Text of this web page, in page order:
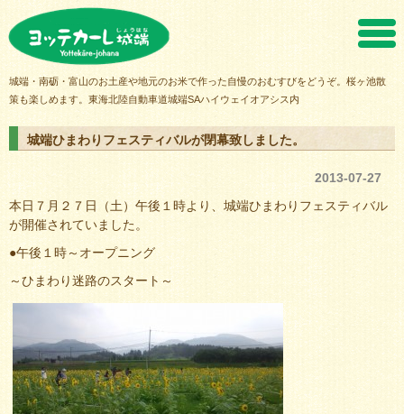
城端・南砺・富山のお土産や地元のお米で作った自慢のおむすびをどうぞ。桜ヶ池散
策も楽しめます。東海北陸自動車道城端SAハイウェイオアシス内
城端ひまわりフェスティバルが閉幕致しました。
2013-07-27
本日７月２７日（土）午後１時より、城端ひまわりフェスティバル
が開催されていました。
●午後１時～オープニング
～ひまわり迷路のスタート～